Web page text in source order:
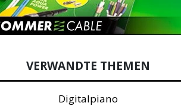
VERWANDTE THEMEN
Digitalpiano